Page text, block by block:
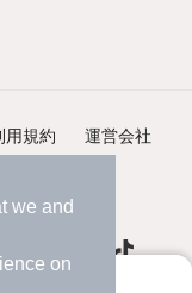
we and
on
用規約 運営会社